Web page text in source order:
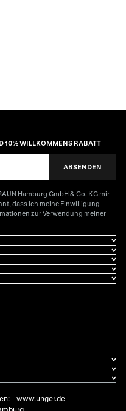
10% WILLKOMMENS RABATT
ABSENDEN
Hamburg GmbH & Co. KG mir
dass ich meine Einwilligung
zur Verwendung meiner
www.unger.de